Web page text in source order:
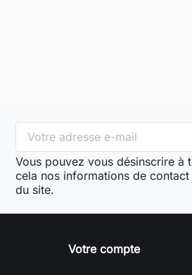
Vous pouvez vous désinscrire à
cela nos informations de
du site.
Votre compte